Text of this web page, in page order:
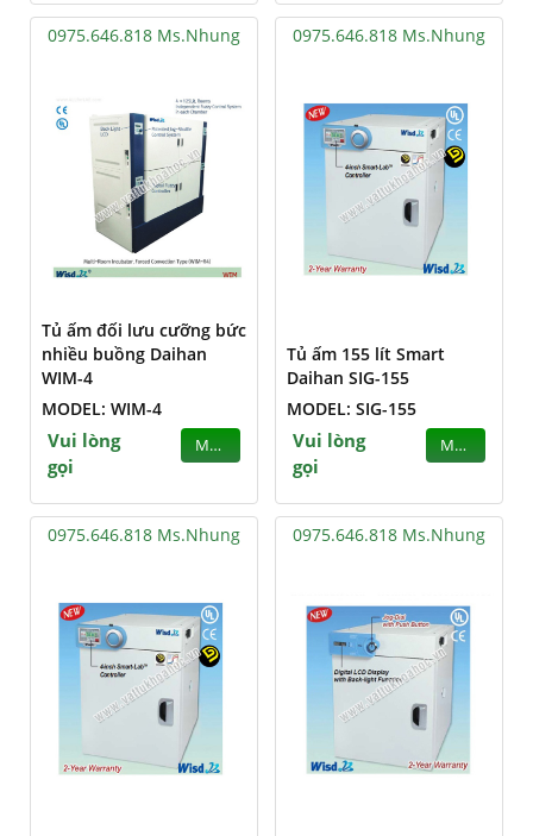
0975.646.818 Ms.Nhung
Tủ ấm đối lưu cưỡng bức
nhiều buồng Daihan
WIM-4
MODEL: WIM-4
Vui lòng
gọi
MUA
0975.646.818 Ms.Nhung
Tủ ấm 155 lít Smart
Daihan SIG-155
MODEL: SIG-155
Vui lòng
gọi
MUA
0975.646.818 Ms.Nhung 0975.646.818 Ms.Nhung